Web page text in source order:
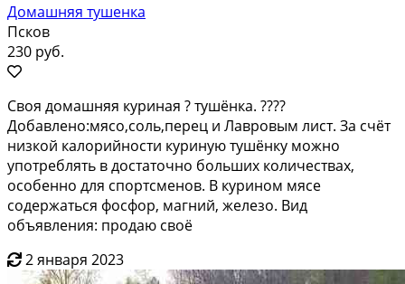
Домашняя тушенка
Псков
230 руб.
Своя домашняя куриная ? тушёнка. ????
Добавлено:мясо,соль,перец и Лавровым лист. За счёт
низкой калорийности куриную тушёнку можно
употреблять в достаточно больших количествах,
особенно для спортсменов. В курином мясе
содержаться фосфор, магний, железо. Вид
объявления: продаю своё
2 января 2023